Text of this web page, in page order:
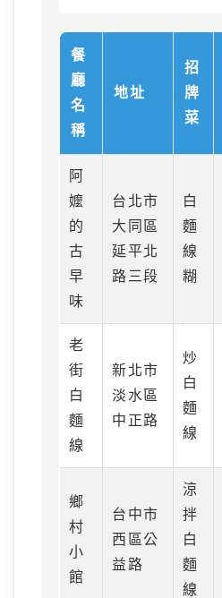
餐
廳
名
稱
地址
招
牌
菜
阿
嬤
的
古
早
味
台北市
大同區
延平北
路三段
白
麵
線
糊
老
街
白
麵
線
新北市
淡水區
中正路
炒
白
麵
線
鄉
村
小
館
台中市
西區公
益路
涼
拌
白
麵
線